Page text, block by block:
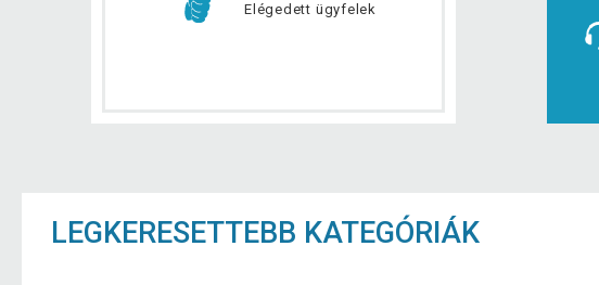
Elégedett ügyfelek
LEGKERESETTEBB KATEGÓRIÁK